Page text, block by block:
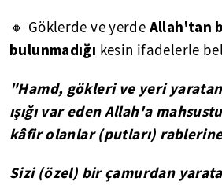
🔸 Göklerde ve yerde Allah'tan
bulunmadığı kesin ifadelerle
"Hamd, gökleri ve yeri
ışığı var eden Allah'a
kâfir olanlar (putları)
Sizi (özel) bir çamurdan